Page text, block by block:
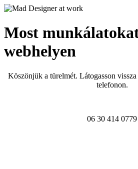
Most
webhelyen
Köszönjük a türelmét. Látogasson
telefonon.
06 30 414 0779